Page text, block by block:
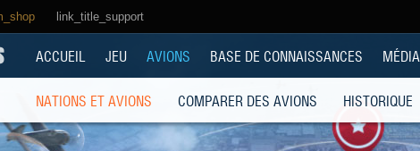
link_title_support
ACCUEIL JEU AVIONS BASE DE CONNAISSANCES MÉDIA
NATIONS ET AVIONS COMPARER DES AVIONS HISTORIQUE